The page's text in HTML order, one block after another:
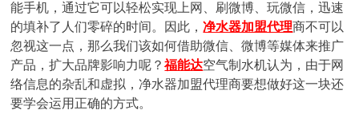
能手机，通过它可以轻松实现上网、刷微博、玩微信，迅速
的填补了人们零碎的时间。因此，净水器加盟代理商不可以
忽视这一点，那么我们该如何借助微信、微博等媒体来推广
产品，扩大品牌影响力呢？福能达空气制水机认为，由于网
络信息的杂乱和虚拟，净水器加盟代理商要想做好这一块还
要学会运用正确的方式。